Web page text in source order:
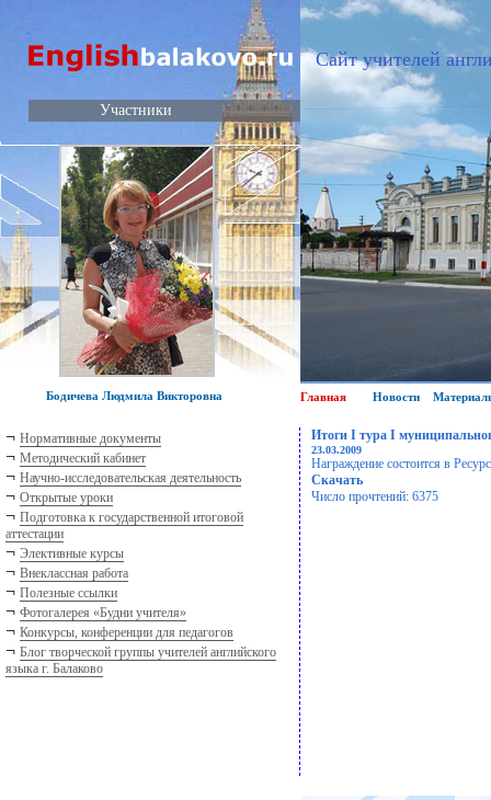
Участники
Сайт учителей
Бодичева Людмила Викторовна Главная Новости
¬ Нормативные документы
¬ Методический кабинет
¬ Научно-исследовательская деятельность
¬ Открытые уроки
¬ Подготовка к государственной итоговой
аттестации
¬ Элективные курсы
¬ Внеклассная работа
¬ Полезные ссылки
¬ Фотогалерея «Будни учителя»
¬ Конкурсы, конференции для педагогов
¬ Блог творческой группы учителей английского
языка г. Балаково
Итоги I тура I
23.03.2009
Награждение состоится в
Скачать
Число прочтений: 6375